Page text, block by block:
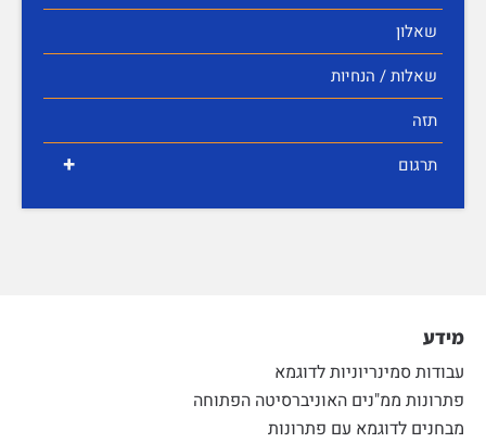
שאלון
שאלות / הנחיות
תזה
+ תרגום
מידע
עבודות סמינריוניות לדוגמא
פתרונות ממ"נים האוניברסיטה הפתוחה
מבחנים לדוגמא עם פתרונות